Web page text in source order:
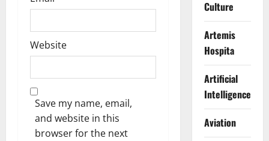
Website
Save my name, email,
and website in this
browser for the next
Culture
Artemis
Hospita
Artificial
Intelligence
Aviation